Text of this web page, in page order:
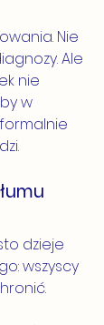
Nie
Ale
nie
w
dzieje
wszyscy